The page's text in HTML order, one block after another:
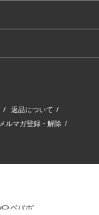
/ 返品について /
メルマガ登録・解除 /